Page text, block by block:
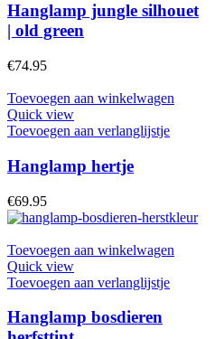
Hanglamp jungle silhouet
| old green
€74.95
Toevoegen aan winkelwagen
Quick view
Toevoegen aan verlanglijstje
Hanglamp hertje
€69.95
Toevoegen aan winkelwagen
Quick view
Toevoegen aan verlanglijstje
Hanglamp bosdieren